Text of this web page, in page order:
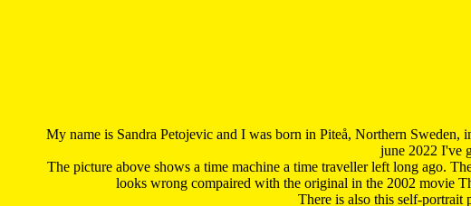
My name is Sandra Petojevic and I was born in Piteå, Northern
june 2022 I've
The picture above shows a time machine a time traveller left long ago.
looks wrong compaired with the original in the 2002 movie
There is also this self-portrait